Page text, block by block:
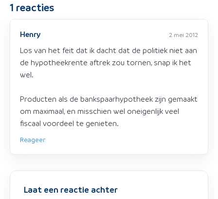
1 reacties
Henry 2 mei 2012
Los van het feit dat ik dacht dat de politiek niet aan
de hypotheekrente aftrek zou tornen, snap ik het
wel.
Producten als de bankspaarhypotheek zijn gemaakt
om maximaal, en misschien wel oneigenlijk veel
fiscaal voordeel te genieten.
Reageer
Laat een reactie achter